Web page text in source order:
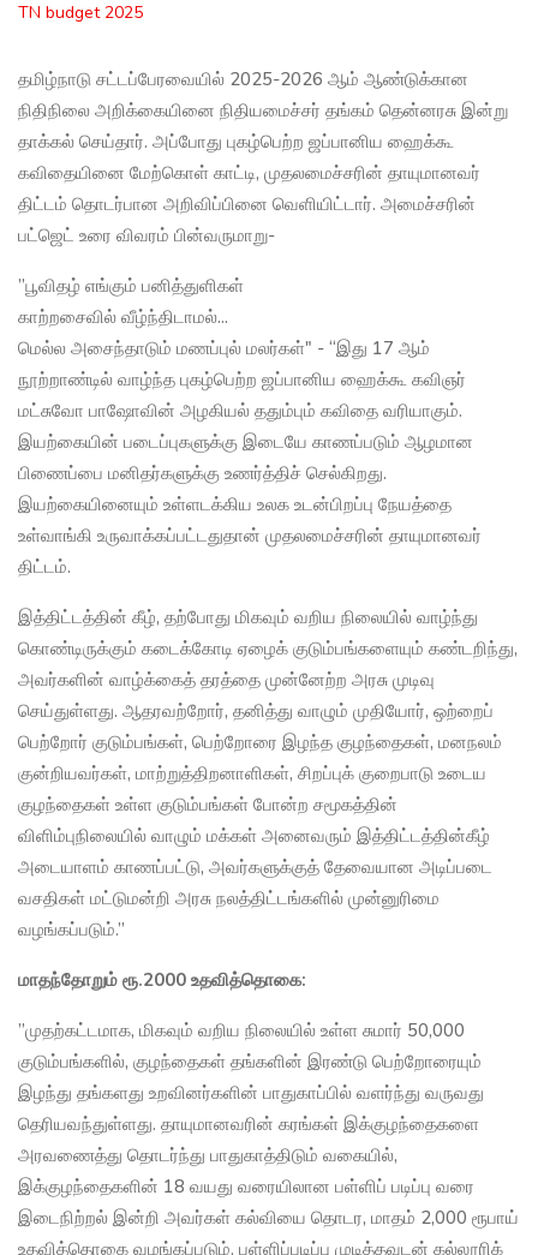
TN budget 2025
தமிழ்நாடு சட்டப்பேரவையில் 2025-2026 ஆம் ஆண்டுக்கான
நிதிநிலை அறிக்கையினை நிதியமைச்சர் தங்கம் தென்னரசு இன்று
தாக்கல் செய்தார். அப்போது புகழ்பெற்ற ஜப்பானிய ஹைக்கூ
கவிதையினை மேற்கொள் காட்டி, முதலமைச்சரின் தாயுமானவர்
திட்டம் தொடர்பான அறிவிப்பினை வெளியிட்டார். அமைச்சரின்
பட்ஜெட் உரை விவரம் பின்வருமாறு-
”பூவிதழ் எங்கும் பனித்துளிகள்
காற்றசைவில் வீழ்ந்திடாமல்...
மெல்ல அசைந்தாடும் மணப்புல் மலர்கள்" - “இது 17 ஆம்
நூற்றாண்டில் வாழ்ந்த புகழ்பெற்ற ஜப்பானிய ஹைக்கூ கவிஞர்
மட்சுவோ பாஷோவின் அழகியல் ததும்பும் கவிதை வரியாகும்.
இயற்கையின் படைப்புகளுக்கு இடையே காணப்படும் ஆழமான
பிணைப்பை மனிதர்களுக்கு உணர்த்திச் செல்கிறது.
இயற்கையினையும் உள்ளடக்கிய உலக உடன்பிறப்பு நேயத்தை
உள்வாங்கி உருவாக்கப்பட்டதுதான் முதலமைச்சரின் தாயுமானவர்
திட்டம்.
இத்திட்டத்தின் கீழ், தற்போது மிகவும் வறிய நிலையில் வாழ்ந்து
கொண்டிருக்கும் கடைக்கோடி ஏழைக் குடும்பங்களையும் கண்டறிந்து,
அவர்களின் வாழ்க்கைத் தரத்தை முன்னேற்ற அரசு முடிவு
செய்துள்ளது. ஆதரவற்றோர், தனித்து வாழும் முதியோர், ஒற்றைப்
பெற்றோர் குடும்பங்கள், பெற்றோரை இழந்த குழந்தைகள், மனநலம்
குன்றியவர்கள், மாற்றுத்திறனாளிகள், சிறப்புக் குறைபாடு உடைய
குழந்தைகள் உள்ள குடும்பங்கள் போன்ற சமூகத்தின்
விளிம்புநிலையில் வாழும் மக்கள் அனைவரும் இத்திட்டத்தின்கீழ்
அடையாளம் காணப்பட்டு, அவர்களுக்குத் தேவையான அடிப்படை
வசதிகள் மட்டுமன்றி அரசு நலத்திட்டங்களில் முன்னுரிமை
வழங்கப்படும்.”
மாதந்தோறும் ரூ.2000 உதவித்தொகை:
”முதற்கட்டமாக, மிகவும் வறிய நிலையில் உள்ள சுமார் 50,000
குடும்பங்களில், குழந்தைகள் தங்களின் இரண்டு பெற்றோரையும்
இழந்து தங்களது உறவினர்களின் பாதுகாப்பில் வளர்ந்து வருவது
தெரியவந்துள்ளது. தாயுமானவரின் கரங்கள் இக்குழந்தைகளை
அரவணைத்து தொடர்ந்து பாதுகாத்திடும் வகையில்,
இக்குழந்தைகளின் 18 வயது வரையிலான பள்ளிப் படிப்பு வரை
இடைநிற்றல் இன்றி அவர்கள் கல்வியை தொடர, மாதம் 2,000 ரூபாய்
உதவித்தொகை வழங்கப்படும். பள்ளிப்படிப்பு முடித்தவுடன் கல்லூரிக்